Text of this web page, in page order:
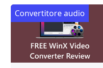
Convertitore audio